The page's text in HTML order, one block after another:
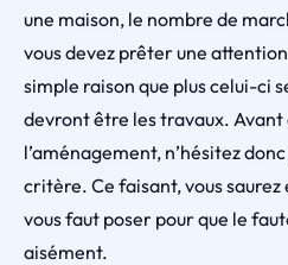
une maison, le nombre de
vous devez prêter une
simple raison que plus celui-ci
devront être les travaux.
l’aménagement, n’hésitez
critère. Ce faisant, vous
vous faut poser pour que le
aisément.